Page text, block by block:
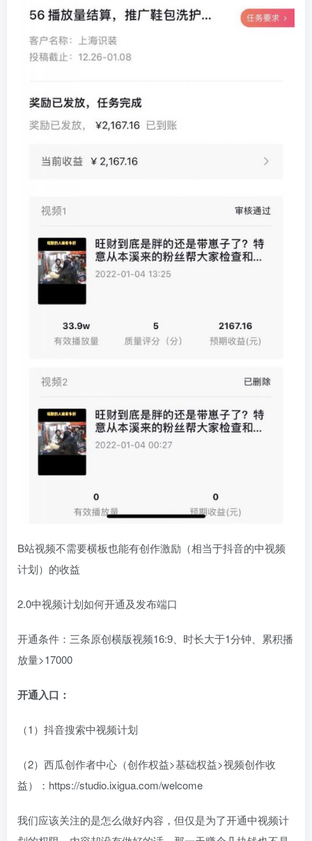
B站视频不需要横板也能有创作激励（相当于抖音的中视频
计划）的收益​​
2.0中视频计划如何开通及发布端口​
开通条件：三条原创横版视频16:9、时长大于1分钟、累积播
放量>17000​
开通入口：
（1）抖音搜索中视频计划​
（2）西瓜创作者中心（创作权益>基础权益>视频创作收
益）： https://studio.ixigua.com/welcome
我们应该关注的是怎么做好内容，但仅是为了开通中视频计